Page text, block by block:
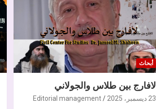
أبحاث
لافارج بين طلاس والجولاني
23 ديسمبر، 2025 Editorial management